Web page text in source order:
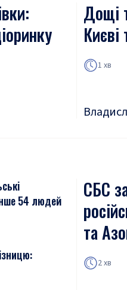
Дощі
Києві
1 хв
54 людей
СБС
та
2 хв